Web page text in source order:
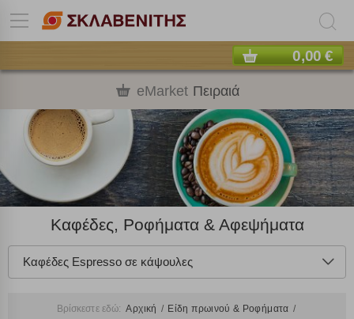
0,00 €
eMarket Πειραιά
Καφέδες, Ροφήματα & Αφεψήματα
Καφέδες Espresso σε κάψουλες
Βρίσκεστε εδώ: Αρχική
Είδη πρωινού & Ροφήματα